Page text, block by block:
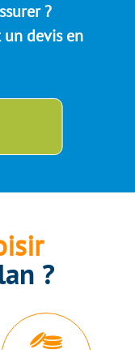
?
devis en
?